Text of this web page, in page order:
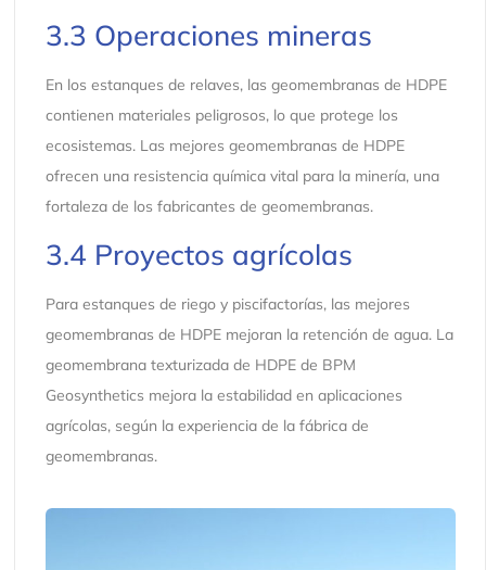
3.3 Operaciones mineras
En los estanques de relaves, las geomembranas de HDPE
contienen materiales peligrosos, lo que protege los
ecosistemas. Las mejores geomembranas de HDPE
ofrecen una resistencia química vital para la minería, una
fortaleza de los fabricantes de geomembranas.
3.4 Proyectos agrícolas
Para estanques de riego y piscifactorías, las mejores
geomembranas de HDPE mejoran la retención de agua. La
geomembrana texturizada de HDPE de BPM
Geosynthetics mejora la estabilidad en aplicaciones
agrícolas, según la experiencia de la fábrica de
geomembranas.